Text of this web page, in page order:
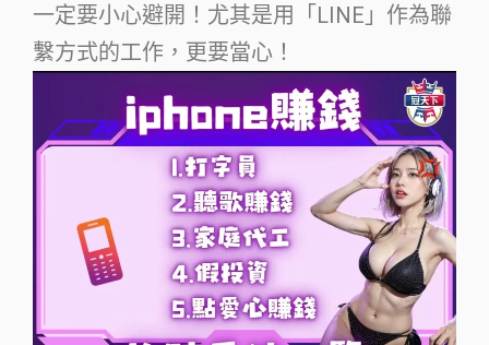
一定要小心避開！尤其是用「LINE」作為聯
繫方式的工作，更要當心！